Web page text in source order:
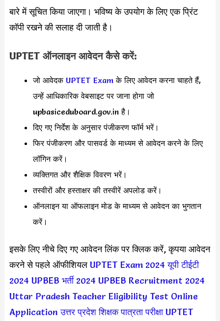
बारे में सूचित किया जाएगा। भविष्य के उपयोग के लिए एक प्रिंट
कॉपी रखने की सलाह दी जाती है।
UPTET ऑनलाइन आवेदन कैसे करें:
जो आवेदक UPTET Examके लिए आवेदन करना चाहते हैं,
उन्हें आधिकारिक वेबसाइट पर जाना होगा जो
upbasiceduboard.gov.in है।
दिए गए निर्देश के अनुसार पंजीकरण फॉर्म भरें।
फिर पंजीकरण और पासवर्ड के माध्यम से आवेदन करने के लिए
लॉगिन करें।
व्यक्तिगत और शैक्षिक विवरण भरें।
तस्वीरों और हस्ताक्षर की तस्वीरें अपलोड करें।
ऑनलाइन या ऑफलाइन मोड के माध्यम से आवेदन का भुगतान
करें।
इसके लिए नीचे दिए गए आवेदन लिंक पर क्लिक करें, कृपया आवेदन
करने से पहले ऑफीशियल UPTET Exam 2024 यूपी टीईटी
2024 UPBEB भर्ती 2024 UPBEB Recruitment 2024
Uttar Pradesh Teacher Eligibility Test Online
Application उत्तर प्रदेश शिक्षक पात्रता परीक्षा UPTET